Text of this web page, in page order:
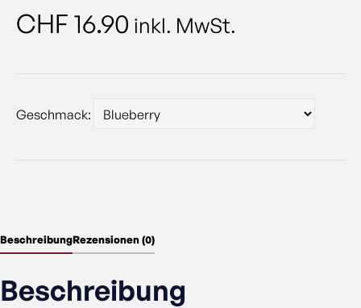
CHF 16.90 inkl. MwSt.
Geschmack:
BeschreibungRezensionen (0)
Beschreibung